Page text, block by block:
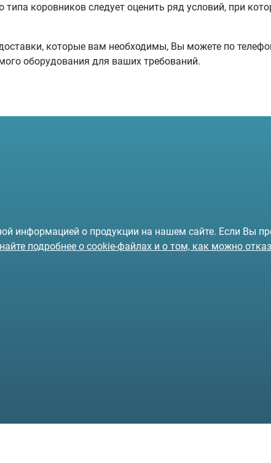
коровников следует оценить ряд условий, при
которые вам необходимы, Вы можете по
оборудования для ваших требований.
информацией о продукции на нашем сайте. Если Вы
подробнее о cookie-файлах и о том, как можно